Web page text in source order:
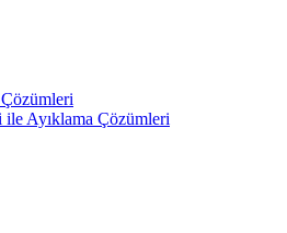
Ayıklama Çözümleri